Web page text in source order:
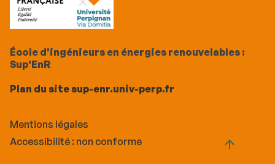
École d'ingénieurs en énergies renouvelables :
Sup'EnR
Plan du site sup-enr.univ-perp.fr
Mentions légales
Accessibilité : non conforme